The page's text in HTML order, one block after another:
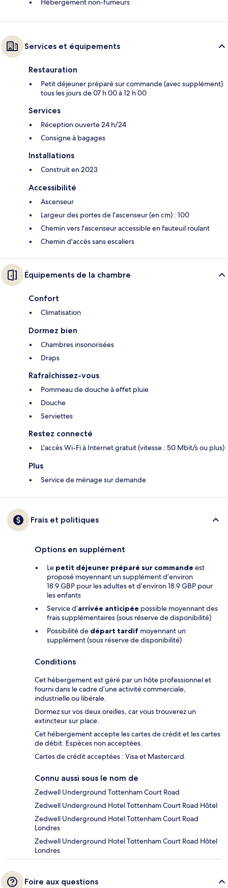
Hébergement non-fumeurs
Services et équipements
Restauration
Petit déjeuner préparé sur commande (avec supplément)
tous les jours de 07 h 00 à 12 h 00
Services
Réception ouverte 24 h/24
Consigne à bagages
Installations
Construit en 2023
Accessibilité
Ascenseur
Largeur des portes de l’ascenseur (en cm) : 100
Chemin vers l'ascenseur accessible en fauteuil roulant
Chemin d'accès sans escaliers
Équipements de la chambre
Confort
Climatisation
Dormez bien
Chambres insonorisées
Draps
Rafraîchissez-vous
Pommeau de douche à effet pluie
Douche
Serviettes
Restez connecté
L'accès Wi-Fi à Internet gratuit (vitesse : 50 Mbit/s ou plus)
Plus
Service de ménage sur demande
Frais et politiques
Options en supplément
Le petit déjeuner préparé sur commande est
proposé moyennant un supplément d’environ
18.9 GBP pour les adultes et d’environ 18.9 GBP pour
les enfants
Service d’arrivée anticipée possible moyennant des
frais supplémentaires (sous réserve de disponibilité)
Possibilité de départ tardif moyennant un
supplément (sous réserve de disponibilité)
Conditions
Cet hébergement est géré par un hôte professionnel et
fourni dans le cadre d’une activité commerciale,
industrielle ou libérale.
Dormez sur vos deux oreilles, car vous trouverez un
extincteur sur place.
Cet hébergement accepte les cartes de crédit et les cartes
de débit. Espèces non acceptées.
Cartes de crédit acceptées : Visa et Mastercard.
Connu aussi sous le nom de
Zedwell Underground Tottenham Court Road
Zedwell Underground Hotel Tottenham Court Road Hôtel
Zedwell Underground Hotel Tottenham Court Road
Londres
Zedwell Underground Hotel Tottenham Court Road Hôtel
Londres
Foire aux questions